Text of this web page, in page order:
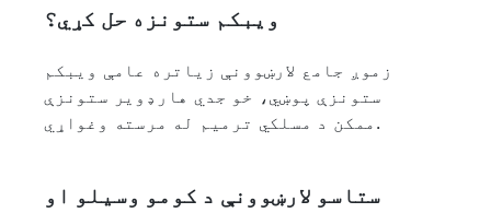
ویبکم ستونزه حل کړي؟
زموږ جامع لارښوونې زیاتره عامې ویبکم
ستونزې پوښي، خو جدي هارډویر ستونزې
ممکن د مسلکي ترمیم له مرسته وغواړي.
ستاسو لارښوونې د کومو وسیلو او